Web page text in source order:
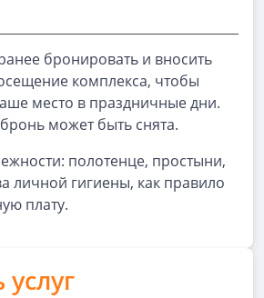
бронировать и вносить
комплекса, чтобы
место в праздничные дни.
может быть снята.
полотенце, простыни,
личной гигиены, как правило
плату.